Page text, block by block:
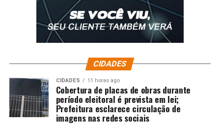
CIDADES
CIDADES 11 horas ago
Cobertura de placas de obras durante
período eleitoral é prevista em lei;
Prefeitura esclarece circulação de
imagens nas redes sociais